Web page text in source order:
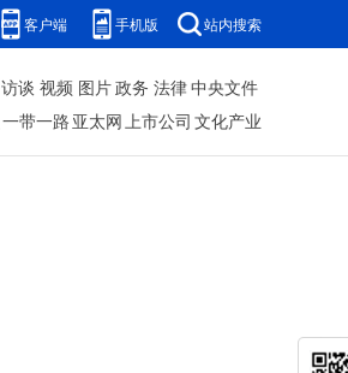
客户端 手机版 站内搜索
访谈 视频 图片政务 法律中央文件
一带一路 亚太网上市公司 文化产业